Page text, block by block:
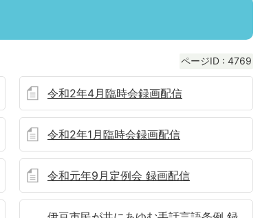
ページID : 4769
令和2年4月臨時会録画配信
令和2年1月臨時会録画配信
令和元年9月定例会 録画配信